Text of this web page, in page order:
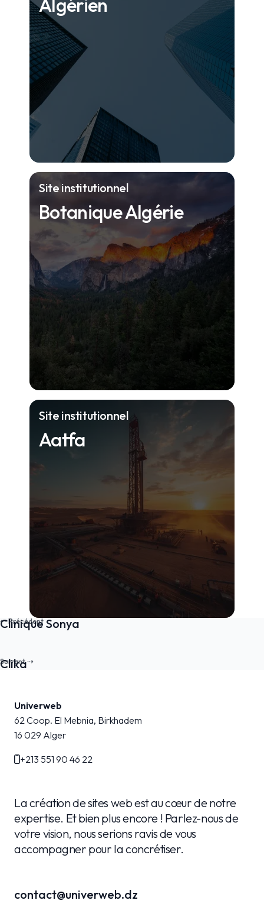
Site institutionnel
Botanique Algérie
Site institutionnel
Aatfa
Clinique Sonya
Clika
Univerweb
62 Coop. El Mebnia, Birkhadem
16 029 Alger
+213 551 90 46 22
La création de sites web est au cœur de notre
expertise. Et bien plus encore ! Parlez-nous de
votre vision, nous serions ravis de vous
accompagner pour la concrétiser.
contact@univerweb.dz